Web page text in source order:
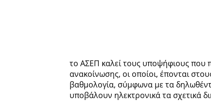
το ΑΣΕΠ καλεί τους υποψήφιους που
ανακοίνωσης, οι οποίοι, έπονται
βαθμολογία, σύμφωνα με τα
υποβάλουν ηλεκτρονικά τα σχετικά